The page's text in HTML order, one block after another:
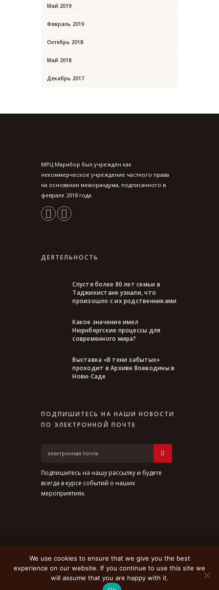
Май 2019
Февраль 2019
Октябрь 2018
Май 2018
Декабрь 2017
МРЦ Марибор был учреждён как
некоммерческое учреждение частного права
на основании меморандума, подписанного в
феврале 2018 года.
ДЕЯТЕЛЬНОСТЬ
Спустя более 80 лет семьи в
Таджикистане узнали, что
произошло с их родственниками
Какое значение имел
Нюрнбергские процессы для
современного мира?
Выставка «В тени забытых»
проходит в Архиве Воеводины в
Нови-Саде
ПОДПИШИТЕСЬ НА НАШИ НОВОСТИ
ПО ЭЛЕКТРОННОЙ ПОЧТЕ
Подпишитесь на нашу рассылку и будете
всегда в курсе событий о наших
мероприятиях.
MRC Maribor © 2026 All Rights Reserved |
Splošni pogoji uporabe |Pravilnik o
We use cookies to ensure that we give you the best
experience on our website. If you continue to use this site we
will assume that you are happy with it.